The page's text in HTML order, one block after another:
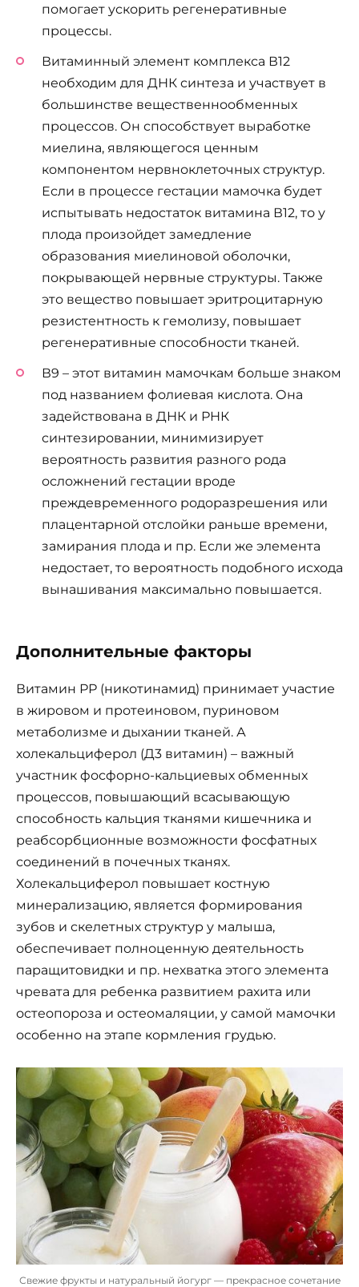
помогает ускорить регенеративные
процессы.
Витаминный элемент комплекса В12
необходим для ДНК синтеза и участвует в
большинстве вещественнообменных
процессов. Он способствует выработке
миелина, являющегося ценным
компонентом нервноклеточных структур.
Если в процессе гестации мамочка будет
испытывать недостаток витамина В12, то у
плода произойдет замедление
образования миелиновой оболочки,
покрывающей нервные структуры. Также
это вещество повышает эритроцитарную
резистентность к гемолизу, повышает
регенеративные способности тканей.
В9 – этот витамин мамочкам больше знаком
под названием фолиевая кислота. Она
задействована в ДНК и РНК
синтезировании, минимизирует
вероятность развития разного рода
осложнений гестации вроде
преждевременного родоразрешения или
плацентарной отслойки раньше времени,
замирания плода и пр. Если же элемента
недостает, то вероятность подобного исхода
вынашивания максимально повышается.
Дополнительные факторы
Витамин РР (никотинамид) принимает участие
в жировом и протеиновом, пуриновом
метаболизме и дыхании тканей. А
холекальциферол (Д3 витамин) – важный
участник фосфорно-кальциевых обменных
процессов, повышающий всасывающую
способность кальция тканями кишечника и
реабсорбционные возможности фосфатных
соединений в почечных тканях.
Холекальциферол повышает костную
минерализацию, является формирования
зубов и скелетных структур у малыша,
обеспечивает полноценную деятельность
паращитовидки и пр. нехватка этого элемента
чревата для ребенка развитием рахита или
остеопороза и остеомаляции, у самой мамочки
особенно на этапе кормления грудью.
Свежие фрукты и натуральный йогург — прекрасное сочетание